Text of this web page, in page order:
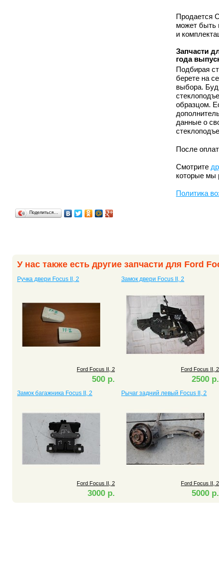
Продается
может быть
и
Запчасти
года
Подбирая
берете на
выбора.
образцом.
данные о
После
Смотрите
которые мы
Политика
Поделиться…
У нас также есть другие запчасти для Ford
Ручка двери Focus II, 2
Ford Focus II, 2
500 р.
Замок двери Focus II, 2
Ford Focus II, 2
2500 р.
Замок багажника Focus II, 2
Ford Focus II, 2
3000 р.
Рычаг задний левый Focus II, 2
Ford Focus II, 2
5000 р.